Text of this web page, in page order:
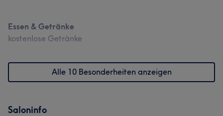
Essen & Getränke
kostenlose Getränke
Alle 10 Besonderheiten anzeigen
Saloninfo